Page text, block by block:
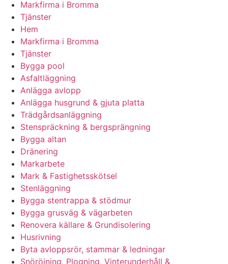
Markfirma i Bromma
Tjänster
Hem
Markfirma i Bromma
Tjänster
Bygga pool
Asfaltläggning
Anlägga avlopp
Anlägga husgrund & gjuta platta
Trädgårdsanläggning
Stenspräckning & bergsprängning
Bygga altan
Dränering
Markarbete
Mark & Fastighetsskötsel
Stenläggning
Bygga stentrappa & stödmur
Bygga grusväg & vägarbeten
Renovera källare & Grundisolering
Husrivning
Byta avloppsrör, stammar & ledningar
Snöröjning, Plogning, Vinterunderhåll &